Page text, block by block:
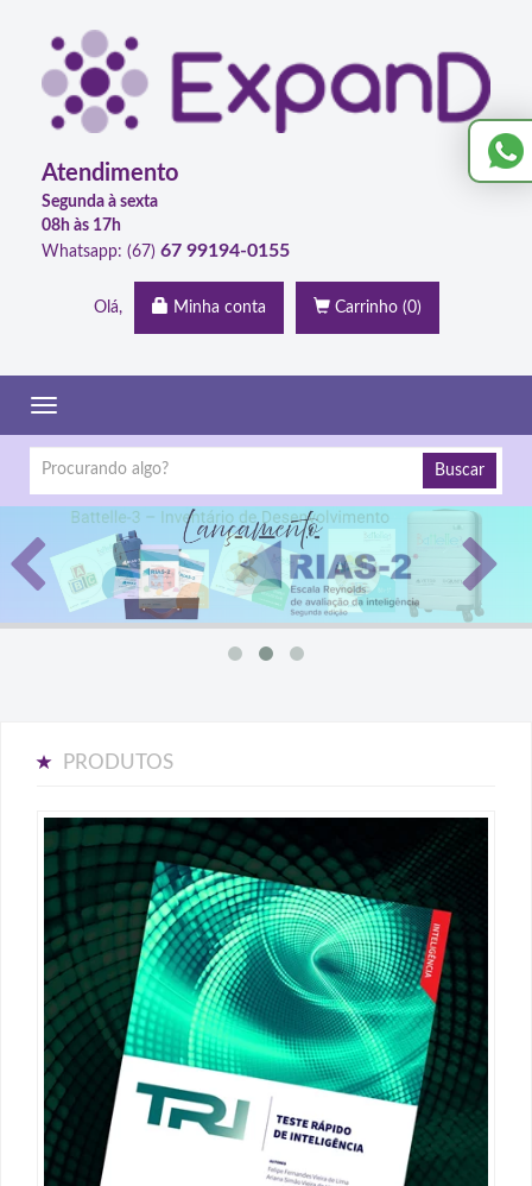
Atendimento
Segunda à sexta
08h às 17h
Whatsapp: (67) 67 99194-0155
Olá, Minha conta Carrinho (0)
Toggle
Buscar
PRODUTOS